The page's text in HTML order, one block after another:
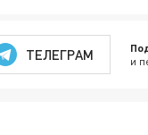
ТЕЛЕГРАМ и